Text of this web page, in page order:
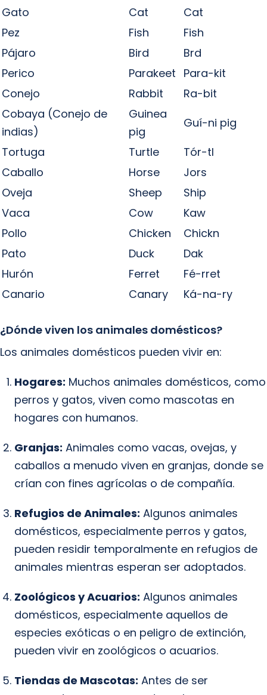
Gato
Cat
Cat
Pez
Fish
Fish
Pájaro
Bird
Brd
Perico
Parakeet Para-kit
Conejo
Rabbit
Ra-bit
Cobaya (Conejo de
indias)
Guinea
pig
Guí-ni pig
Tortuga
Turtle
Tór-tl
Caballo
Horse
Jors
Oveja
Sheep
Ship
Vaca
Cow
Kaw
Pollo
Chicken
Chickn
Pato
Duck
Dak
Hurón
Ferret
Fé-rret
Canario
Canary Ká-na-ry
¿Dónde viven los animales domésticos?
Los animales domésticos pueden vivir en:
Hogares: Muchos animales domésticos, como
perros y gatos, viven como mascotas en
hogares con humanos.
Granjas: Animales como vacas, ovejas, y
caballos a menudo viven en granjas, donde se
crían con fines agrícolas o de compañía.
Refugios de Animales: Algunos animales
domésticos, especialmente perros y gatos,
pueden residir temporalmente en refugios de
animales mientras esperan ser adoptados.
Zoológicos y Acuarios: Algunos animales
domésticos, especialmente aquellos de
especies exóticas o en peligro de extinción,
pueden vivir en zoológicos o acuarios.
Tiendas de Mascotas: Antes de ser